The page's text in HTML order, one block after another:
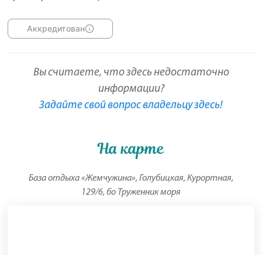
Аккредитован
Вы считаете, что здесь недостаточно
информации?
Задайте свой вопрос владельцу здесь!
На карте
База отдыха «Жемчужина», Голубицкая, Курортная,
129/6, бо Труженник моря